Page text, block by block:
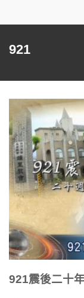
921
921震後二十